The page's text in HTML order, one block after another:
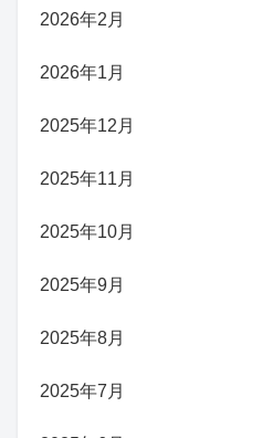
2026年2月
2026年1月
2025年12月
2025年11月
2025年10月
2025年9月
2025年8月
2025年7月